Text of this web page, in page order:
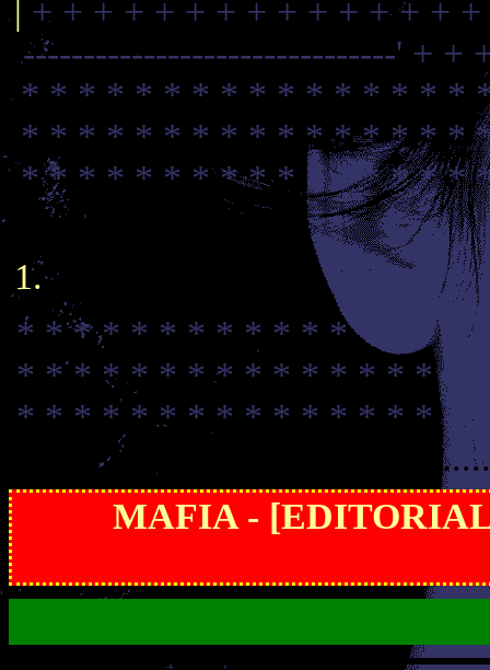
| + + + + + + + + + + + + + +
-------------------------------' + +
* * * * * * * * * * * * * * * *
* * * * * * * * * * * * * * * *
* * * * * * * * * * * * * * * *
* * * * * * * * * * * * * * * *
* * * * * * * * * * * * * * * *
* * * * * * * * * * * * * * * *
MAFIA -